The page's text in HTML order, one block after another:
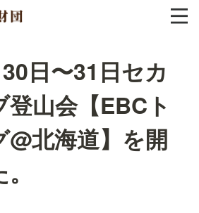
日〜31日セカ
山会【EBCト
@北海道】を開